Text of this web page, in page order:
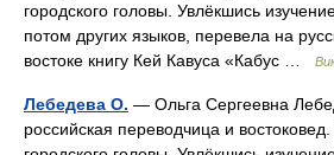
городского головы. Увлёкшись
потом других языков, перевела на
востоке книгу Кей Кавуса «Кабус …
Лебедева О. — Ольга Сергеевна
российская переводчица и